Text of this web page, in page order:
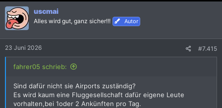
k
t
i
o
n
:
uscmai
Alles wird gut, ganz sicher!!! Autor
23 Juni 2026 #7.415
fahrer05 schrieb:
Sind dafür nicht sie Airports zuständig?
Es wird kaum eine Fluggesellschaft dafür eigene Leute
vorhalten,bei 1oder 2 Ankünften pro Tag.